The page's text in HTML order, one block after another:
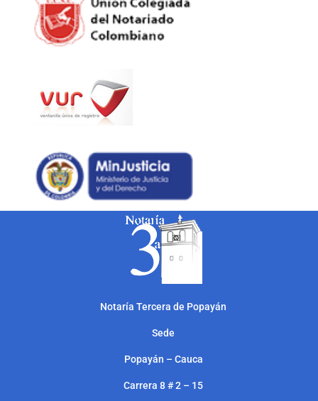
Notaría Tercera de Popayán
Sede
Popayán – Cauca
Carrera 8 # 2 – 15